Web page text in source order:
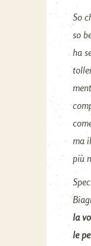
So
so
ha
ma
più
la
le